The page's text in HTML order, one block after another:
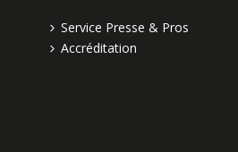
Service Presse & Pros
Accréditation